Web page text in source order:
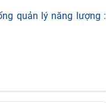
quản lý năng lượng :